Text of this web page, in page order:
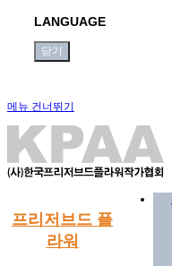
LANGUAGE
닫기
메뉴 건너뛰기
프리저브드 플
라워